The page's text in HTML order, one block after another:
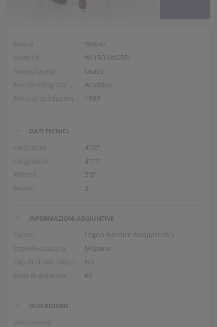
Marca
Weber
Modello
W-150 (WG50)
Nuovo/Usato
Usato
Acustico/Digitale
Acustico
1989
DATI TECNICI
Larghezza
4′10″
Lunghezza
4′11″
Altezza
3′3″
Pedali
3
INFORMAZIONI AGGIUNTIVE
Colore
Legno (vernice trasparente)
Impiallacciatura
Mogano
No
Mesi di garanzia
60
DESCRIZIONE
Descrizione